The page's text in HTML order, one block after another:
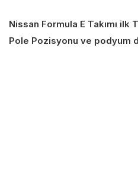
Nissan Formula E Takımı
Pole Pozisyonu ve podyum